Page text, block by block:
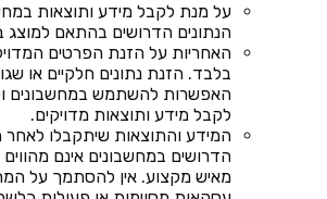
על מנת לקבל מידע ותוצאות
הנתונים הדרושים בהתאם
האחריות על הזנת הפרטים
בלבד. הזנת נתונים חלקיים או
האפשרות להשתמש במחשבונים
לקבל מידע ותוצאות מדויקים.
המידע והתוצאות שיתקבלו לאחר
הדרושים במחשבונים אינם מהווים
מאיש מקצוע. אין להסתמך על